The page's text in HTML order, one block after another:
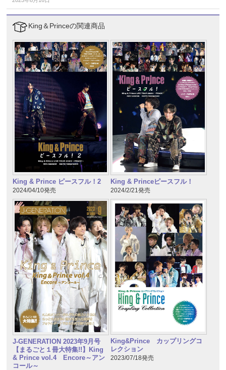
King＆Princeの関連商品
King & Prince ピースフル！2
2024/04/10発売
King & Princeピースフル！
2024/2/21発売
J-GENERATION 2023年9月号
【まるごと１冊大特集!!】King
& Prince vol.4 Encore～アン
コール～
King&Prince カップリングコ
レクション
2023/07/18発売